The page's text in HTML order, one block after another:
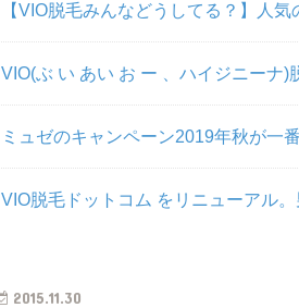
【VIO脱毛みんなどうしてる？】人
VIO(ぶ い あい お ー 、ハイジニーナ
ミュゼのキャンペーン2019年秋が一
VIO脱毛ドットコム をリニューアル
2015.11.30